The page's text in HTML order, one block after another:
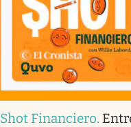
Shot Financiero.